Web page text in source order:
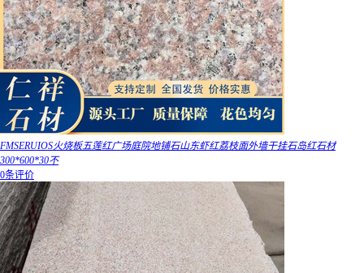
FMSERUIOS火烧板五莲红广场庭院地铺石山东虾红荔枝面外墙干挂石岛红石材
300*600*30不
0条评价